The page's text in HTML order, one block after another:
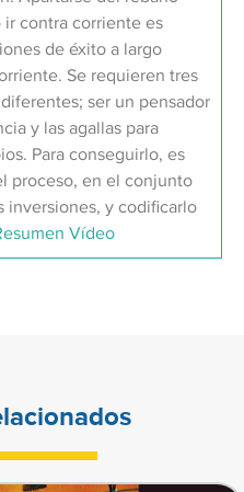
contra corriente es
de éxito a largo
Se requieren tres
ser un pensador
y las agallas para
Para conseguirlo, es
proceso, en el conjunto
inversiones, y codificarlo
Vídeo